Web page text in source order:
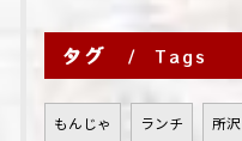
タグ Tags
もんじゃ ランチ 所沢